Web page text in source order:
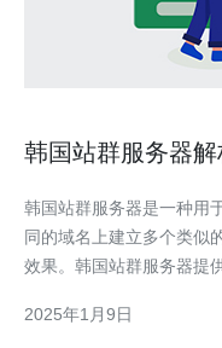
韩国站群服务器解
韩国站群服务器是一种用
同的域名上建立多个类似
效果。韩国站群服务器提
韩国站群服务器相比其他类型
2025年1月9日